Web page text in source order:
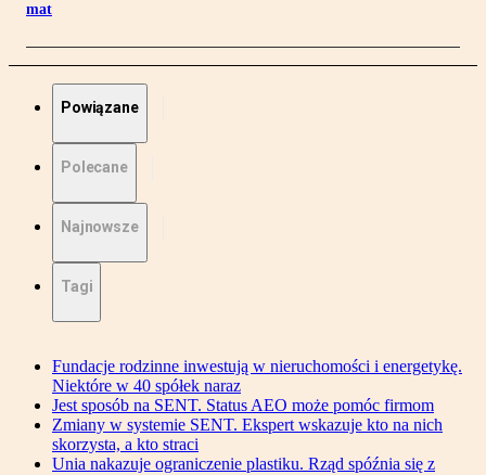
mat
Powiązane
Polecane
Najnowsze
Tagi
Fundacje rodzinne inwestują w nieruchomości i energetykę.
Niektóre w 40 spółek naraz
Jest sposób na SENT. Status AEO może pomóc firmom
Zmiany w systemie SENT. Ekspert wskazuje kto na nich
skorzysta, a kto straci
Unia nakazuje ograniczenie plastiku. Rząd spóźnia się z